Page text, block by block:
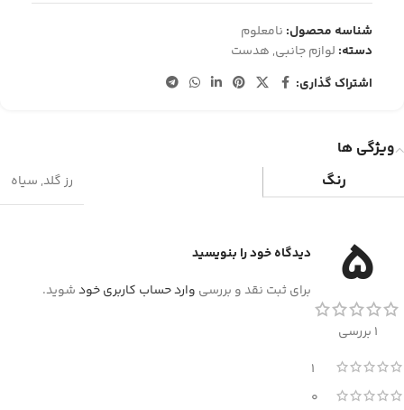
شناسه محصول: نامعلوم
دسته: لوازم جانبی, هدست
اشتراک گذاری:
ویژگی ها
رنگ
رز گلد, سیاه
5
1 بررسی
1
0
دیدگاه خود را بنویسید
برای ثبت نقد و بررسی وارد حساب کاربری خودشوید.